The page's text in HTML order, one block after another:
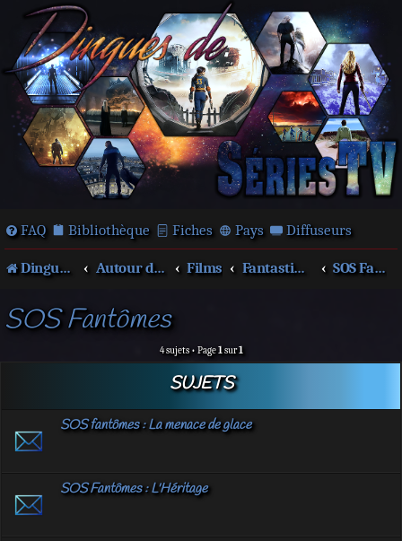
FAQ Bibliothèque Fiches Pays Diffuseurs
Dingues de séries télé ! Autour des films et séries Films Fantastique SOS Fantômes
SOS Fantômes
4 sujets • Page1sur1
SUJETS
SOS fantômes : La menace de glace
SOS Fantômes : L'Héritage